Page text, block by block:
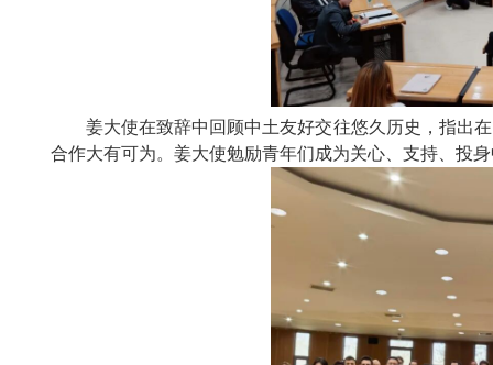
姜大使在致辞中回顾中土友好交往悠久历史，指出
合作大有可为。姜大使勉励青年们成为关心、支持、投